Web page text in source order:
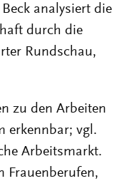
analysiert die
durch die
Rundschau,
zu den Arbeiten
erkennbar; vgl.
Arbeitsmarkt.
Frauenberufen,